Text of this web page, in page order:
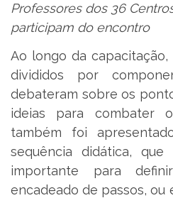
Professores dos 36
participam do encontro
Ao longo da
divididos por
debateram sobre os
ideias para combater
também foi
sequência didática,
importante para
encadeado de passos, ou